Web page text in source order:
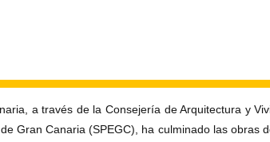
a través de la Consejería de Arquitectura y
Gran Canaria (SPEGC), ha culminado las obras